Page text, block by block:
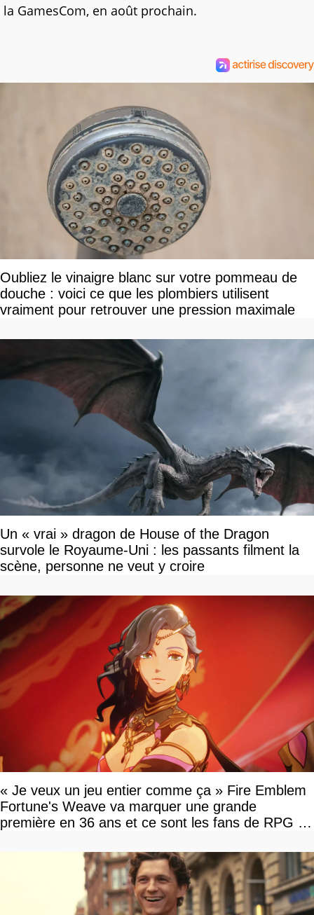
la GamesCom, en août prochain.
Oubliez le vinaigre blanc sur votre pommeau de
douche : voici ce que les plombiers utilisent
vraiment pour retrouver une pression maximale
Un « vrai » dragon de House of the Dragon
survole le Royaume-Uni : les passants filment la
scène, personne ne veut y croire
« Je veux un jeu entier comme ça » Fire Emblem
Fortune's Weave va marquer une grande
première en 36 ans et ce sont les fans de RPG en